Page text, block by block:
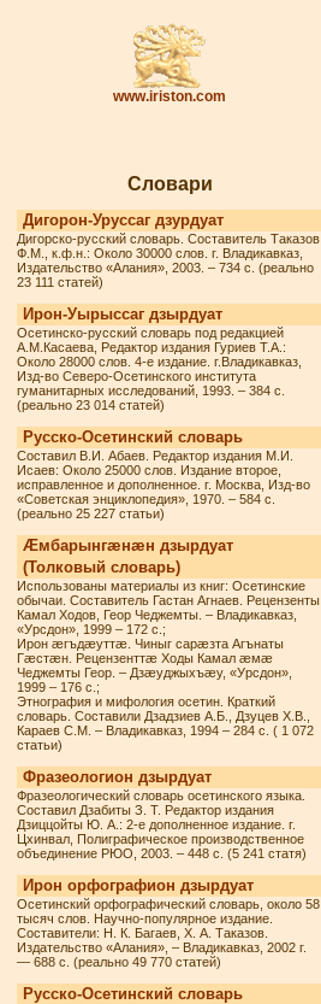
www.iriston.com
Словари
Дигорон-Уруссаг дзурдуат
Дигорско-русский словарь. Составитель Таказов
Ф.М., к.ф.н.: Около 30000 слов. г. Владикавказ,
Издательство «Алания», 2003. – 734 с. (реально
23 111 статей)
Ирон-Уырыссаг дзырдуат
Осетинско-русский словарь под редакцией
А.М.Касаева, Редактор издания Гуриев Т.А.:
Около 28000 слов. 4-е издание. г.Владикавказ,
Изд-во Северо-Осетинского института
гуманитарных исследований, 1993. – 384 с.
(реально 23 014 статей)
Русско-Осетинский словарь
Составил В.И. Абаев. Редактор издания М.И.
Исаев: Около 25000 слов. Издание второе,
исправленное и дополненное. г. Москва, Изд-во
«Советская энциклопедия», 1970. – 584 с.
(реально 25 227 статьи)
Æмбарынгæнæн дзырдуат
(Толковый словарь)
Использованы материалы из книг: Осетинские
обычаи. Составитель Гастан Агнаев. Рецензенты
Камал Ходов, Геор Чеджемты. – Владикавказ,
«Урсдон», 1999 – 172 с.;
Ирон æгъдæуттæ. Чиныг сарæзта Агънаты
Гæстæн. Рецензенттæ Ходы Камал æмæ
Чеджемты Геор. – Дзæуджыхъæу, «Урсдон»,
1999 – 176 с.;
Этнография и мифология осетин. Краткий
словарь. Составили Дзадзиев А.Б., Дзуцев Х.В.,
Караев С.М. – Владикавказ, 1994 – 284 с. ( 1 072
статьи)
Фразеологион дзырдуат
Фразеологический словарь осетинского языка.
Составил Дзабиты З. Т. Редактор издания
Дзиццойты Ю. А.: 2-е дополненное издание. г.
Цхинвал, Полиграфическое производственное
объединение РЮО, 2003. – 448 с. (5 241 статя)
Ирон орфографион дзырдуат
Осетинский орфографический словарь, около 58
тысяч слов. Научно-популярное издание.
Составители: Н. К. Багаев, Х. А. Таказов.
Издательство «Алания», – Владикавказ, 2002 г.
— 688 с. (реально 49 770 статей)
Русско-Осетинский словарь